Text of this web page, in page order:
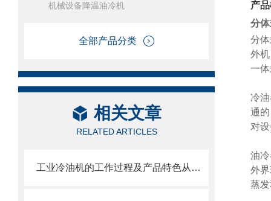
机械设备降温油冷机
全部产品分类
相关文章
RELATED ARTICLES
工业冷油机的工作过程及产品特色从这里开始了解
产
分
分
外
一
冷油
通
对
油
外
蒸